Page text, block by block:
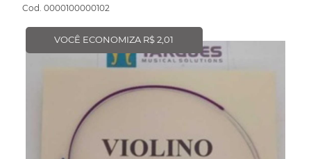
Cod. 0000100000102
VOCÊ ECONOMIZA R$ 2,01